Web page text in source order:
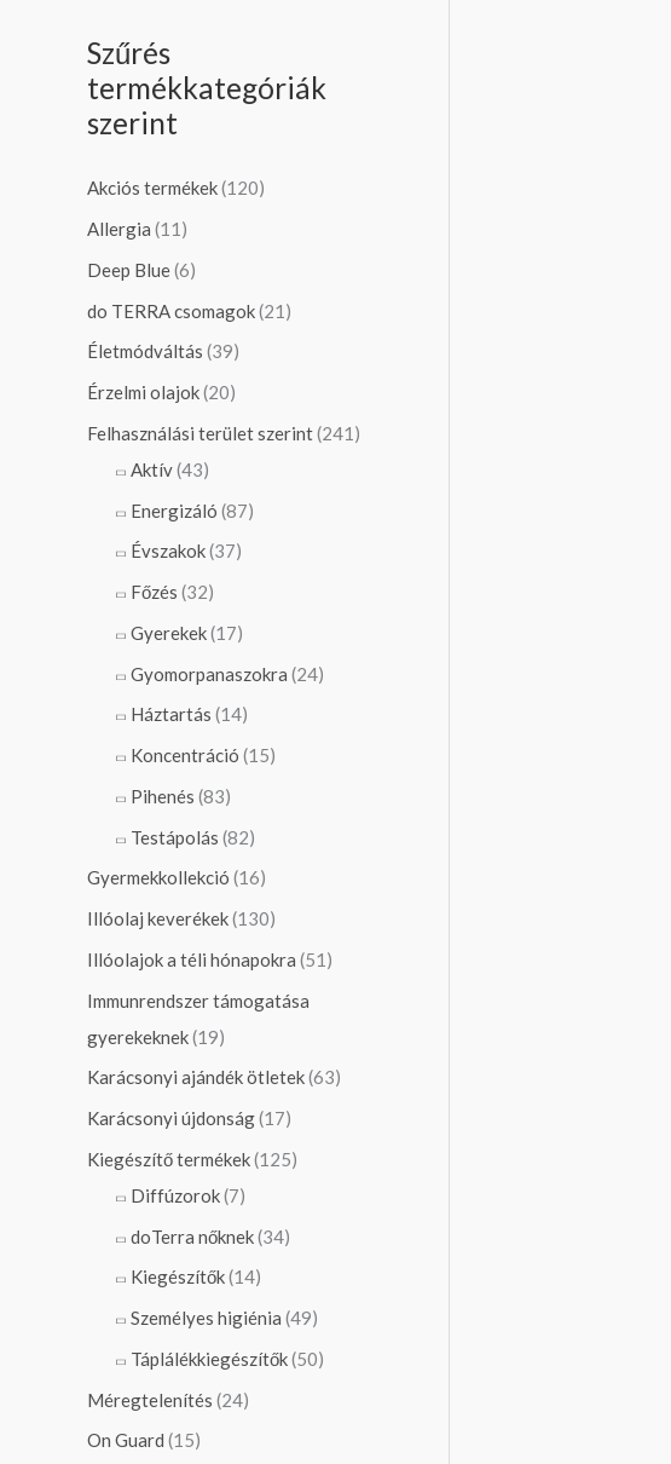
Szűrés
termékkategóriák
szerint
Akciós termékek(120)
Allergia (11)
Deep Blue(6)
do TERRA csomagok(21)
Életmódváltás (39)
Érzelmi olajok(20)
Felhasználási terület szerint(241)
Aktív(43)
Energizáló (87)
Évszakok(37)
Főzés (32)
Gyerekek(17)
Gyomorpanaszokra (24)
Háztartás (14)
Koncentráció (15)
Pihenés (83)
Testápolás (82)
Gyermekkollekció (16)
Illóolaj keverékek(130)
Illóolajok a téli hónapokra (51)
Immunrendszer támogatása
gyerekeknek(19)
Karácsonyi ajándék ötletek(63)
Karácsonyi újdonság(17)
Kiegészítő termékek(125)
Diffúzorok(7)
doTerra nőknek(34)
Kiegészítők(14)
Személyes higiénia (49)
Táplálékkiegészítők(50)
Méregtelenítés (24)
On Guard (15)